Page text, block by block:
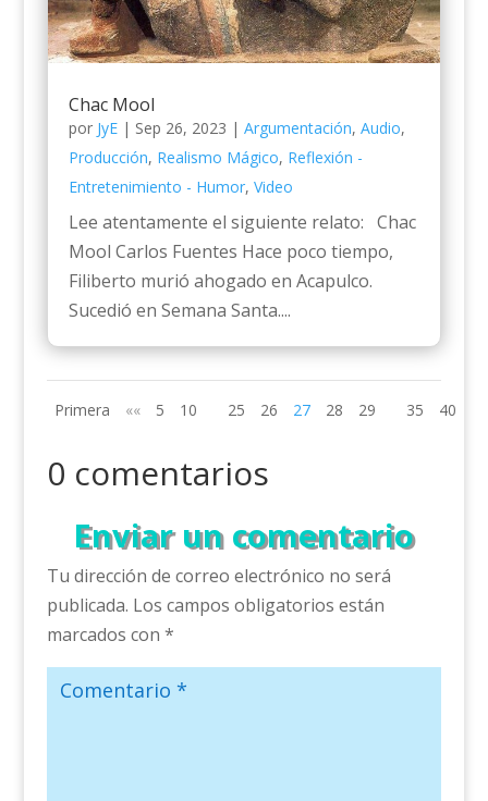
Chac Mool
por JyE| Sep 26, 2023 | Argumentación, Audio,
Producción, Realismo Mágico, Reflexión -
Entretenimiento - Humor, Video
Lee atentamente el siguiente relato: Chac
Mool Carlos Fuentes Hace poco tiempo,
Filiberto murió ahogado en Acapulco.
Sucedió en Semana Santa....
Primera «« 5 10 25 26 27 28 29 35 40
0 comentarios
Enviar un comentario
Tu dirección de correo electrónico no será
publicada. Los campos obligatorios están
marcados con *